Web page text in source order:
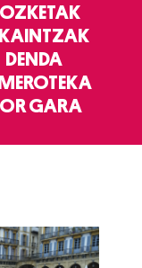
DENDA
GARA